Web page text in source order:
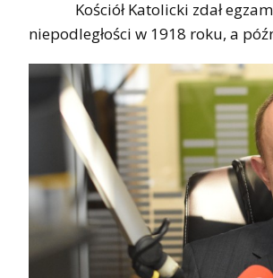
Kościół Katolicki zdał
niepodległości w 1918 roku, a